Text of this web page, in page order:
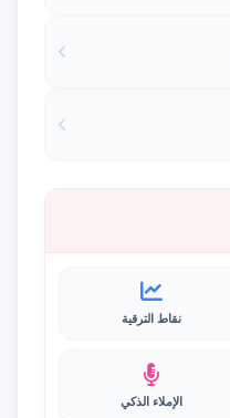
نقاط الترقية
الإملاء الذكي